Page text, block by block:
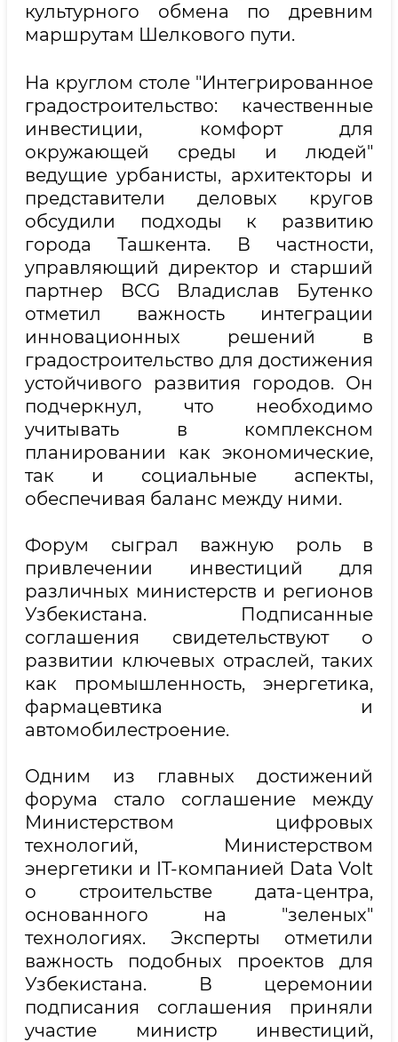
культурного обмена по древним
маршрутам Шелкового пути.
На круглом столе "Интегрированное
градостроительство: качественные
инвестиции, комфорт для
окружающей среды и людей"
ведущие урбанисты, архитекторы и
представители деловых кругов
обсудили подходы к развитию
города Ташкента. В частности,
управляющий директор и старший
партнер BCG Владислав Бутенко
отметил важность интеграции
инновационных решений в
градостроительство для достижения
устойчивого развития городов. Он
подчеркнул, что необходимо
учитывать в комплексном
планировании как экономические,
так и социальные аспекты,
обеспечивая баланс между ними.
Форум сыграл важную роль в
привлечении инвестиций для
различных министерств и регионов
Узбекистана. Подписанные
соглашения свидетельствуют о
развитии ключевых отраслей, таких
как промышленность, энергетика,
фармацевтика и
автомобилестроение.
Одним из главных достижений
форума стало соглашение между
Министерством цифровых
технологий, Министерством
энергетики и IT-компанией Data Volt
о строительстве дата-центра,
основанного на "зеленых"
технологиях. Эксперты отметили
важность подобных проектов для
Узбекистана. В церемонии
подписания соглашения приняли
участие министр инвестиций,